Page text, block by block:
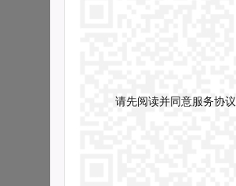
请先阅读并同意服务协议